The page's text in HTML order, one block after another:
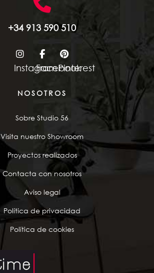
+34 913 590 510
InstagramFacebook
Pinterest
NOSOTROS
Sobre Studio 56
Visita nuestro Showroom
Proyectos realizados
Contacta con nosotros
Aviso legal
Política de privacidad
Política de cookies